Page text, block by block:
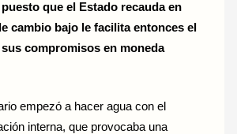
que el Estado recauda en
cambio bajo le facilita entonces el
compromisos en moneda
empezó a hacer agua con el
interna, que provocaba una